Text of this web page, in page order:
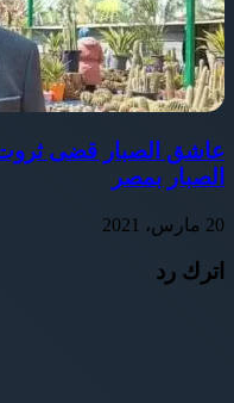
الصبار بمصر
20 مارس، 2021
اترك رد